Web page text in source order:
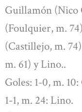
Guillamón (Nico
(Foulquier, m.
(Castillejo, m.
m. 61) y Lino..
Goles: 1-0, m.
1-1, m. 24: Lino.